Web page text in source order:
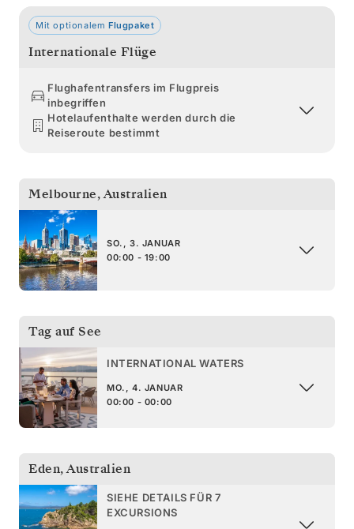
Mit optionalem Flugpaket
Internationale Flüge
Flughafentransfers im Flugpreis
inbegriffen
Hotelaufenthalte werden durch die
Reiseroute bestimmt
Melbourne,Australien
SO., 3. JANUAR
00:00 - 19:00
Tag auf See
INTERNATIONAL WATERS
MO., 4. JANUAR
00:00 - 00:00
Eden,Australien
SIEHE DETAILS FÜR 7
EXCURSIONS